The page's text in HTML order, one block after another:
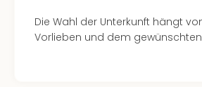
Die Wahl der Unterkunft hängt
Vorlieben und dem